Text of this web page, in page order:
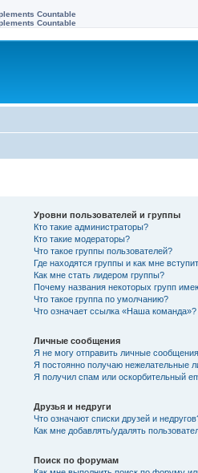
Countable
Countable
Уровни пользователей и группы
Кто такие администраторы?
Кто такие модераторы?
Что такое группы пользователей?
Где находятся группы и как мне
Как мне стать лидером группы?
Почему названия некоторых групп
Что такое группа по умолчанию?
Что означает ссылка «Наша команда»?
Личные сообщения
Я не могу отправить личные
Я постоянно получаю нежелательные
Я получил спам или оскорбительный
Друзья и недруги
Что означают списки друзей и
Как мне добавлять/удалять
Поиск по форумам